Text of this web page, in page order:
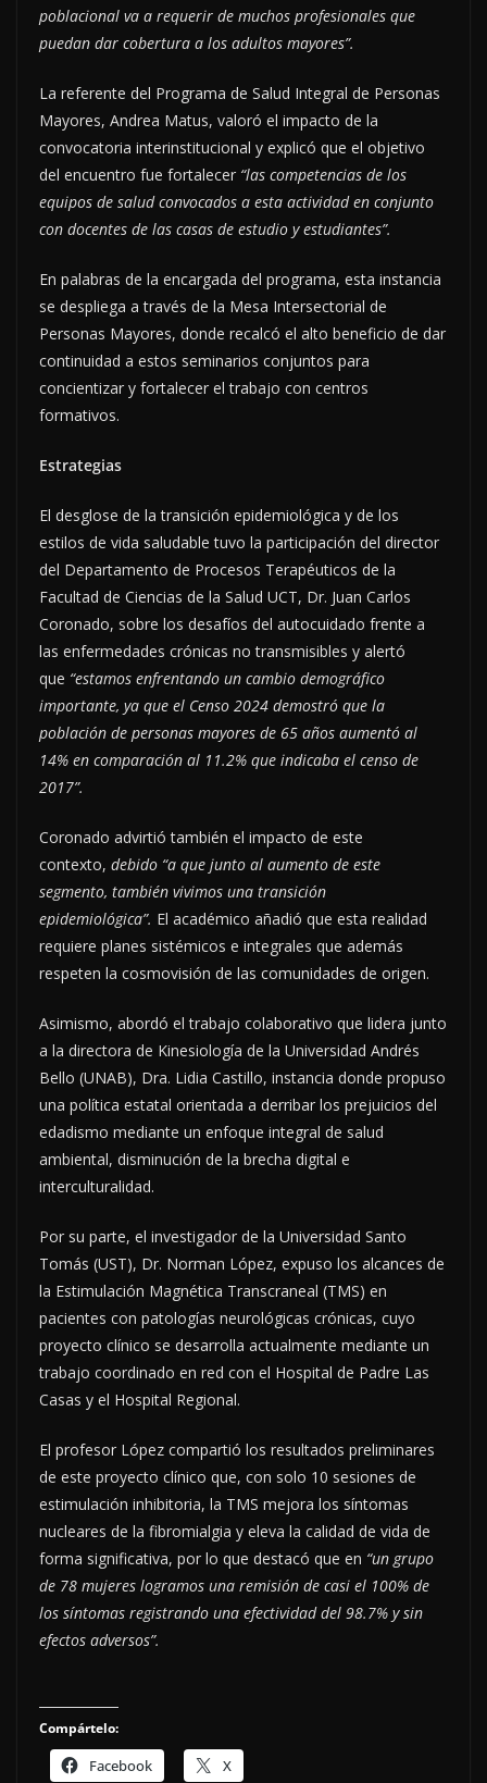
poblacional va a requerir de muchos profesionales que
puedan dar cobertura a los adultos mayores”.
​La referente del Programa de Salud Integral de Personas
Mayores, Andrea Matus, valoró el impacto de la
convocatoria interinstitucional y explicó que el objetivo
del encuentro fue fortalecer “las competencias de los
equipos de salud convocados a esta actividad en conjunto
con docentes de las casas de estudio y estudiantes”.
En palabras de la encargada del programa, esta instancia
se despliega a través de la Mesa Intersectorial de
Personas Mayores, donde recalcó el alto beneficio de dar
continuidad a estos seminarios conjuntos para
concientizar y fortalecer el trabajo con centros
formativos.
Estrategias
​El desglose de la transición epidemiológica y de los
estilos de vida saludable tuvo la participación del director
del Departamento de Procesos Terapéuticos de la
Facultad de Ciencias de la Salud UCT, Dr. Juan Carlos
Coronado, sobre los desafíos del autocuidado frente a
las enfermedades crónicas no transmisibles y alertó
que “estamos enfrentando un cambio demográfico
importante, ya que el Censo 2024 demostró que la
población de personas mayores de 65 años aumentó al
14% en comparación al 11.2% que indicaba el censo de
2017”.
Coronado advirtió también el impacto de este
contexto, debido “a que junto al aumento de este
segmento, también vivimos una transición
epidemiológica”. El académico añadió que esta realidad
requiere planes sistémicos e integrales que además
respeten la cosmovisión de las comunidades de origen.
Asimismo, abordó el trabajo colaborativo que lidera junto
a la directora de Kinesiología de la Universidad Andrés
Bello (UNAB), Dra. Lidia Castillo, instancia donde propuso
una política estatal orientada a derribar los prejuicios del
edadismo mediante un enfoque integral de salud
ambiental, disminución de la brecha digital e
interculturalidad.
Por su parte, el investigador de la Universidad Santo
Tomás (UST), Dr. Norman López, expuso los alcances de
la Estimulación Magnética Transcraneal (TMS) en
pacientes con patologías neurológicas crónicas, cuyo
proyecto clínico se desarrolla actualmente mediante un
trabajo coordinado en red con el Hospital de Padre Las
Casas y el Hospital Regional.
El profesor López compartió los resultados preliminares
de este proyecto clínico que, con solo 10 sesiones de
estimulación inhibitoria, la TMS mejora los síntomas
nucleares de la fibromialgia y eleva la calidad de vida de
forma significativa, por lo que destacó que en “un grupo
de 78 mujeres logramos una remisión de casi el 100% de
los síntomas registrando una efectividad del 98.7% y sin
efectos adversos”.
Compártelo:
Facebook X